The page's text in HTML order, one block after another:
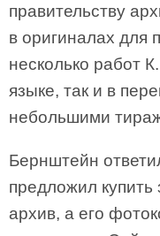
правительству
в оригиналах для
несколько работ
языке, так и в
небольшими
Бернштейн
предложил
архив, а его